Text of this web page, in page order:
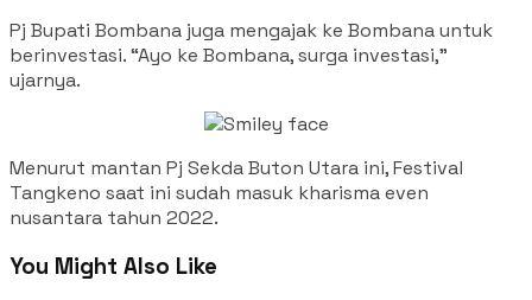
Pj Bupati Bombana juga mengajak ke Bombana untuk
berinvestasi. “Ayo ke Bombana, surga investasi,”
ujarnya.
Menurut mantan Pj Sekda Buton Utara ini, Festival
Tangkeno saat ini sudah masuk kharisma even
nusantara tahun 2022.
You Might Also Like